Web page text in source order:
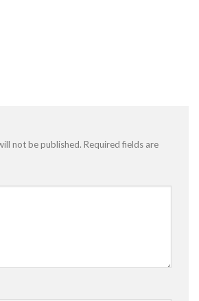
not be published. Required fields are